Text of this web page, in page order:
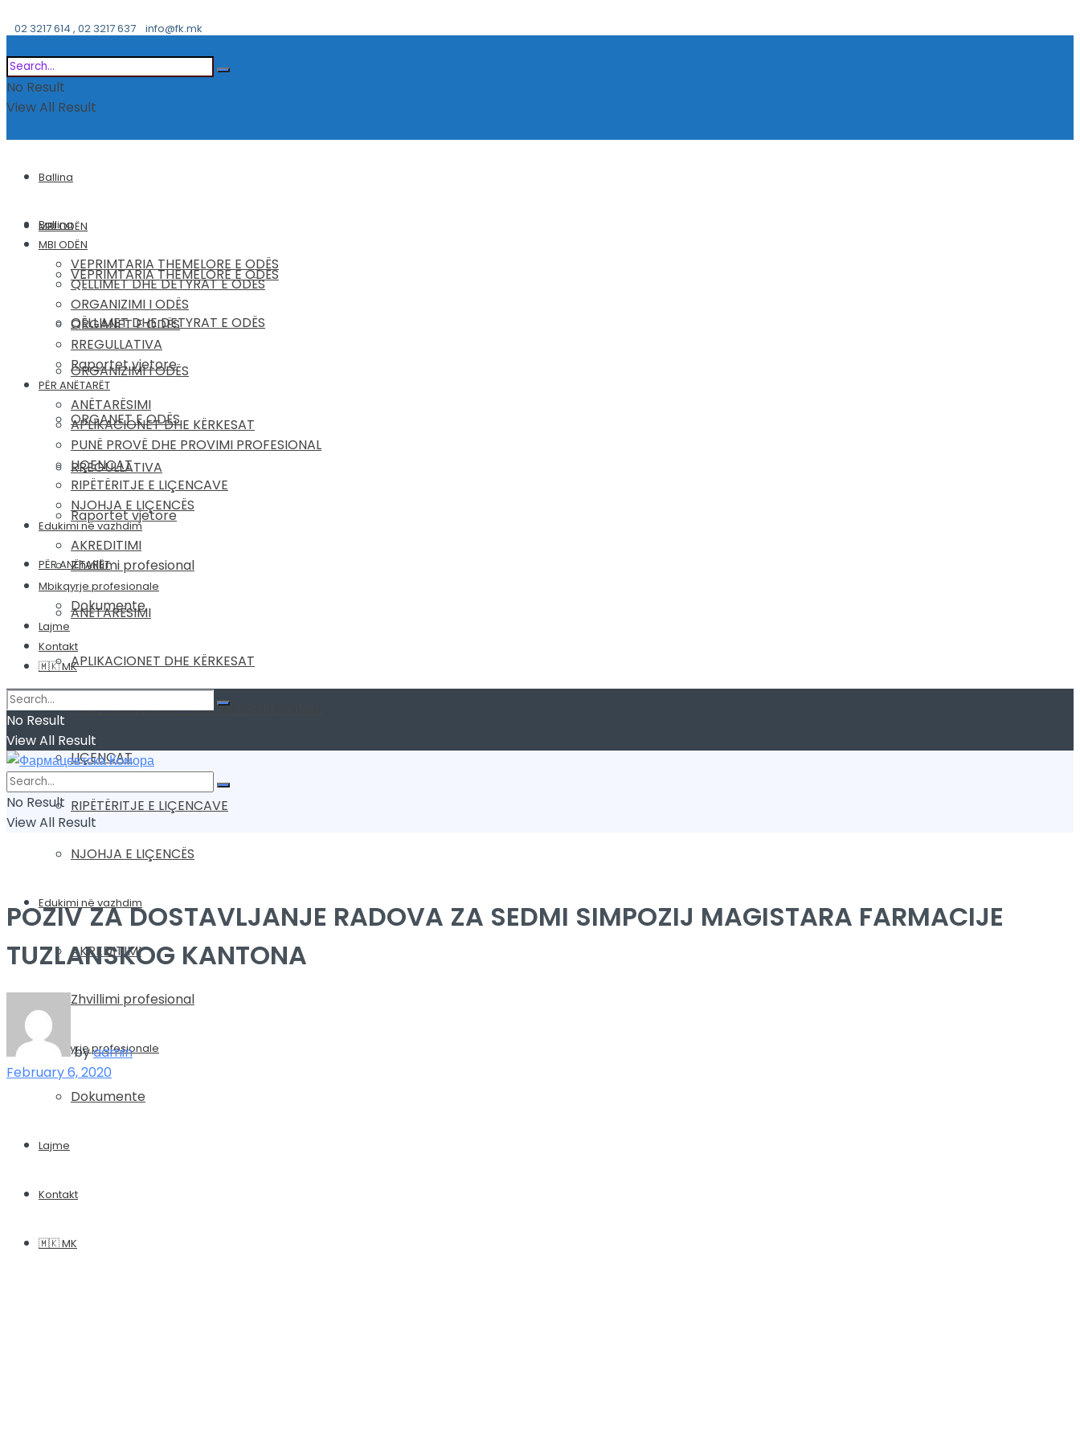
02 3217 614 , 02 3217 637 info@fk.mk
No Result
View All Result
Ballina
MBI ODËN
VEPRIMTARIA THEMELORE E ODËS
QËLLIMET DHE DETYRAT E ODËS
ORGANIZIMI I ODËS
ORGANET E ODËS
RREGULLATIVA
Raportet vjetore
PËR ANËTARËT
ANËTARËSIMI
APLIKACIONET DHE KËRKESAT
PUNË PROVË DHE PROVIMI PROFESIONAL
LIÇENCAT
RIPËTËRITJE E LIÇENCAVE
NJOHJA E LIÇENCËS
Edukimi në vazhdim
AKREDITIMI
Zhvillimi profesional
Mbikqyrje profesionale
Dokumente
Lajme
Kontakt
🇲🇰 MK
Ballina
MBI ODËN
VEPRIMTARIA THEMELORE E ODËS
QËLLIMET DHE DETYRAT E ODËS
ORGANIZIMI I ODËS
ORGANET E ODËS
RREGULLATIVA
Raportet vjetore
PËR ANËTARËT
ANËTARËSIMI
APLIKACIONET DHE KËRKESAT
PUNË PROVË DHE PROVIMI PROFESIONAL
LIÇENCAT
RIPËTËRITJE E LIÇENCAVE
NJOHJA E LIÇENCËS
Edukimi në vazhdim
AKREDITIMI
Zhvillimi profesional
Mbikqyrje profesionale
Dokumente
Lajme
Kontakt
🇲🇰 MK
No Result
View All Result
No Result
View All Result
POZIV ZA DOSTAVLJANJE RADOVA ZA SEDMI SIMPOZIJ MAGISTARA FARMACIJE
TUZLANSKOG KANTONA
byadmin
February 6, 2020